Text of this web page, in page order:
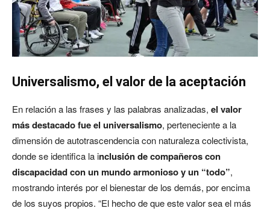
Universalismo, el valor de la aceptación
En relación a las frases y las palabras analizadas, el valor
más destacado fue el universalismo, perteneciente a la
dimensión de autotrascendencia con naturaleza colectivista,
donde se identifica la inclusión de compañeros con
discapacidad con un mundo armonioso y un “todo”,
mostrando interés por el bienestar de los demás, por encima
de los suyos propios. “El hecho de que este valor sea el más